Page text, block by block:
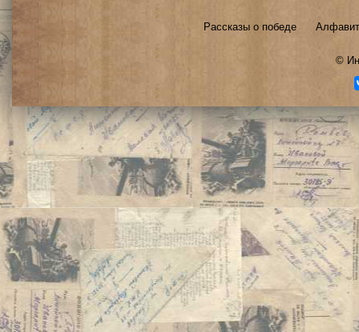
Рассказы о победе
©